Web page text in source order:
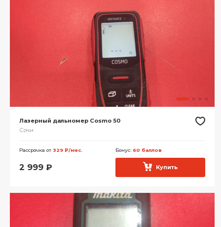
Лазерный дальномер Cosmo 50
Сочи
Рассрочка от 329 ₽/мес. Бонус: 60 баллов
2 999 ₽ Купить